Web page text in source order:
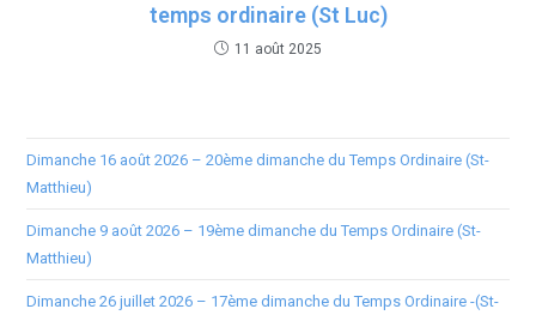
temps ordinaire (St Luc)
11 août 2025
Dimanche 16 août 2026 – 20ème dimanche du Temps Ordinaire (St-
Matthieu)
Dimanche 9 août 2026 – 19ème dimanche du Temps Ordinaire (St-
Matthieu)
Dimanche 26 juillet 2026 – 17ème dimanche du Temps Ordinaire -(St-